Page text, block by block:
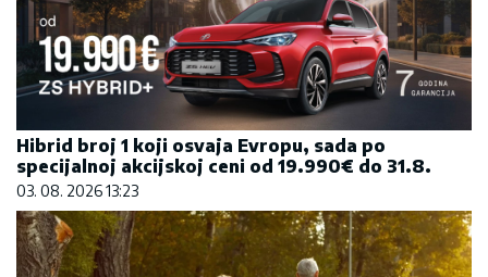
Hibrid broj 1 koji osvaja Evropu, sada po
specijalnoj akcijskoj ceni od 19.990€ do 31.8.
03. 08. 2026 13:23